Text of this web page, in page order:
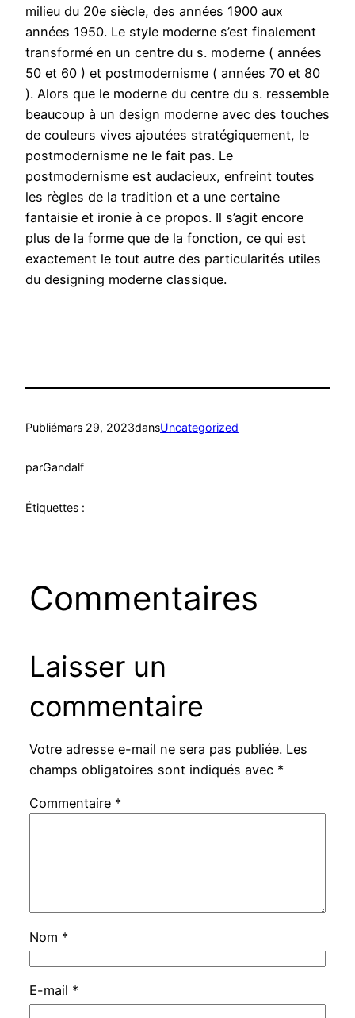
milieu du 20e siècle, des années 1900 aux
années 1950. Le style moderne s’est finalement
transformé en un centre du s. moderne ( années
50 et 60 ) et postmodernisme ( années 70 et 80
). Alors que le moderne du centre du s. ressemble
beaucoup à un design moderne avec des touches
de couleurs vives ajoutées stratégiquement, le
postmodernisme ne le fait pas. Le
postmodernisme est audacieux, enfreint toutes
les règles de la tradition et a une certaine
fantaisie et ironie à ce propos. Il s’agit encore
plus de la forme que de la fonction, ce qui est
exactement le tout autre des particularités utiles
du designing moderne classique.
Publiémars 29, 2023dansUncategorized
parGandalf
Étiquettes :
Commentaires
Laisser un
commentaire
Votre adresse e-mail ne sera pas publiée. Les
champs obligatoires sont indiqués avec *
Commentaire *
Nom *
E-mail *